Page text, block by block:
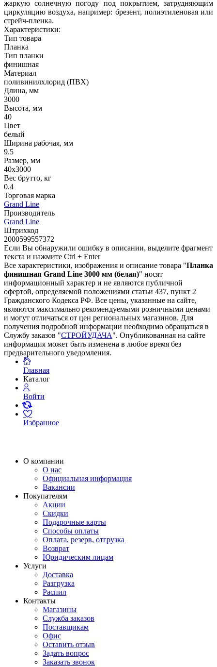
жаркую солнечную погоду под покрытием, затрудняющим
циркуляцию воздуха, например: брезент, полиэтиленовая или
стрейч-пленка.
Характеристики:
Тип товара
Планка
Тип планки
финишная
Материал
поливинилхлорид (ПВХ)
Длина, мм
3000
Высота, мм
40
Цвет
белый
Ширина рабочая, мм
9.5
Размер, мм
40х3000
Вес брутто, кг
0.4
Торговая марка
Grand Line
Производитель
Grand Line
Штрихкод
2000599557372
Если Вы обнаружили ошибку в описании, выделите фрагмент
текста и нажмите Ctrl + Enter
Все характеристики, изображения и описание товара "Планка
финишная Grand Line 3000 мм (белая)" носят
информационный характер и не являются публичной
офертой, определяемой положениями статьи 437, пункт 2
Гражданского Кодекса РФ. Все цены, указанные на сайте,
являются максимально рекомендуемыми розничными ценами
и могут отличаться от цен региональных магазинов. Для
получения подробной информации необходимо обращаться в
Службу заказов "СТРОЙУДАЧА". Опубликованная на сайте
информация может быть изменена в любое время без
предварительного уведомления.
Главная
Каталог
Войти
Избранное
О компании
О нас
Официальная информация
Вакансии
Покупателям
Акции
Скидки
Подарочные карты
Способы оплаты
Оплата, резерв, отгрузка
Возврат
Юридическим лицам
Услуги
Доставка
Разгрузка
Распил
Контакты
Магазины
Служба заказов
Поставщикам
Офис
Оставить отзыв
Задать вопрос
Заказать звонок